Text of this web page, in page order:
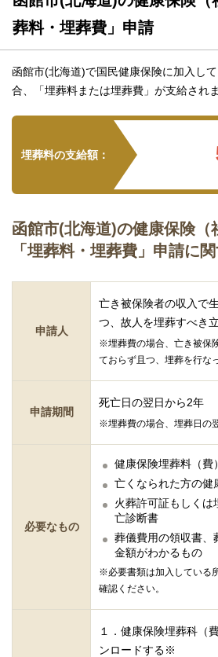
葬料・埋葬費」申請
函館市(北海道)で国民健康保険に加入し
合、「埋葬料または埋葬費」が支給されま
埋葬料の支給額：
函館市(北海道)の健康保険（
「埋葬料・埋葬費」申請に
申請人
亡き被保険者の収入で
つ、故人を埋葬すべき
※埋葬費の場合、亡き被保
ておらず且つ、埋葬を行な
申請期間
死亡日の翌日から2年
※埋葬費の場合、埋葬日の
必要なもの
健康保険埋葬料（費
亡くなられた方の健
火葬許可証もしくは
亡診断書
葬儀費用の領収書、
金額がわかるもの
※必要書類は加入している
確認ください。
１．健康保険埋葬科（
ンロードする※